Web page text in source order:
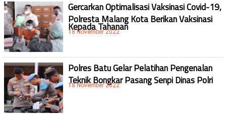
Gercarkan Optimalisasi Vaksinasi Covid-19,
Polresta Malang Kota Berikan Vaksinasi
Kepada Tahanan
18 November 2022
Polres Batu Gelar Pelatihan Pengenalan
Teknik Bongkar Pasang Senpi Dinas Polri
18 November 2022